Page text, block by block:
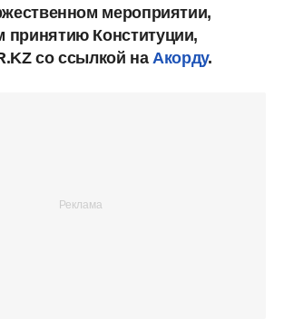
мероприятии,
принятию Конституции,
со ссылкой на Акорду.